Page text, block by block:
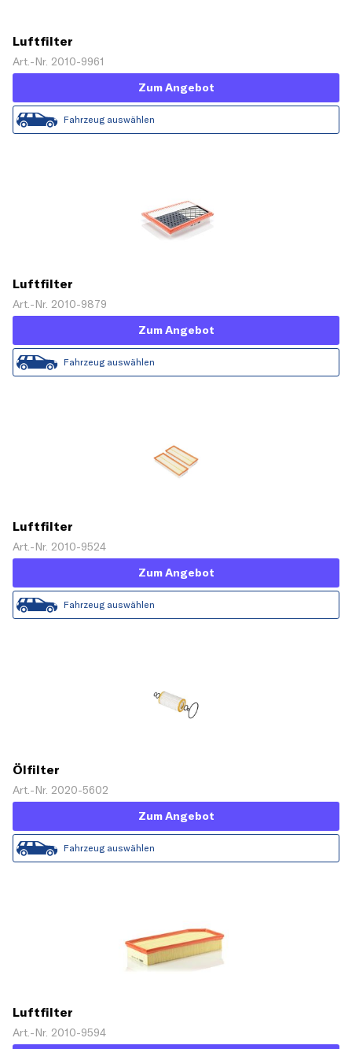
Luftfilter
Art.-Nr. 2010-9961
Zum Angebot
Fahrzeug auswählen
Luftfilter
Art.-Nr. 2010-9879
Zum Angebot
Fahrzeug auswählen
Luftfilter
Art.-Nr. 2010-9524
Zum Angebot
Fahrzeug auswählen
Ölfilter
Art.-Nr. 2020-5602
Zum Angebot
Fahrzeug auswählen
Luftfilter
Art.-Nr. 2010-9594